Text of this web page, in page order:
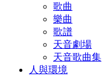
歌曲
樂曲
歌譜
天音劇場
天音歌曲集
人與環境